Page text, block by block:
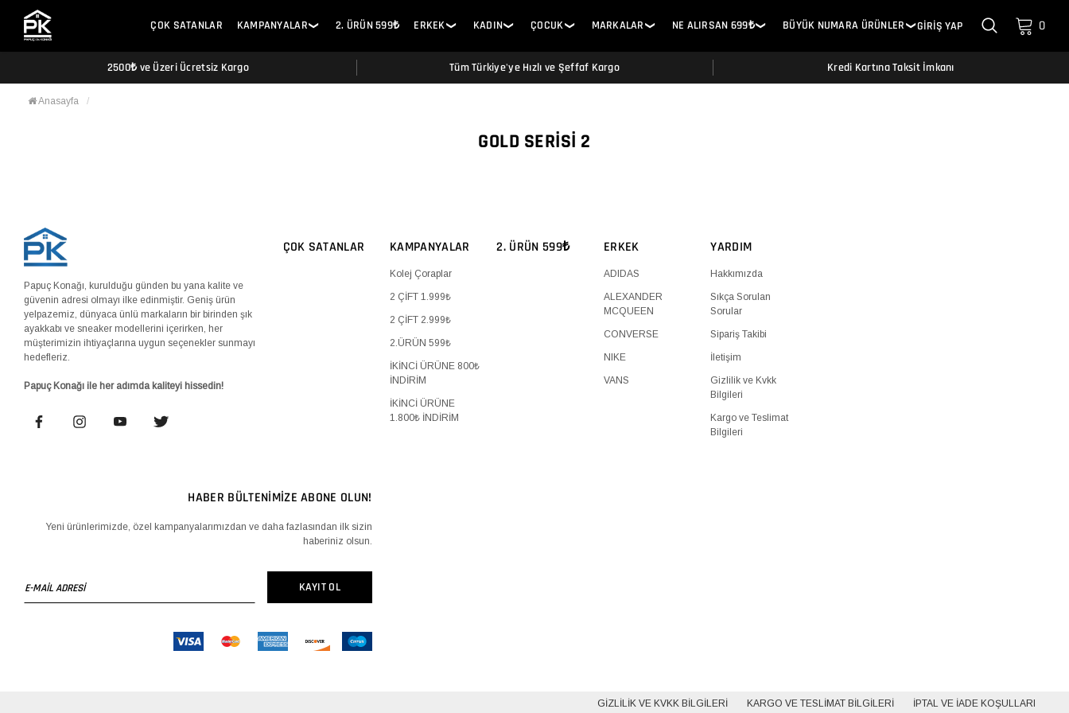
ÇOK SATANLAR KAMPANYALAR ❯ 2. ÜRÜN 599₺ ERKEK ❯ KADIN❯ ÇOCUK ❯ MARKALAR ❯ NE ALIRSAN 699₺❯ BÜYÜK NUMARA ÜRÜNLER ❯GİRİŞ YAP 0
2500₺ ve Üzeri Ücretsiz Kargo Tüm Türkiye'ye Hızlı ve Şeffaf Kargo Kredi Kartına Taksit İmkanı
Anasayfa
GOLD SERISI 2
Papuç Konağı, kurulduğu günden bu yana kalite ve
güvenin adresi olmayı ilke edinmiştir. Geniş ürün
yelpazemiz, dünyaca ünlü markaların bir birinden şık
ayakkabı ve sneaker modellerini içerirken, her
müşterimizin ihtiyaçlarına uygun seçenekler sunmayı
hedefleriz.
Papuç Konağı ile her adımda kaliteyi hissedin!
ÇOK SATANLAR KAMPANYALAR
Kolej Çoraplar
2 ÇİFT 1.999₺
2 ÇİFT 2.999₺
2.ÜRÜN 599₺
İKİNCİ ÜRÜNE 800₺
İNDİRİM
İKİNCİ ÜRÜNE
1.800₺ İNDİRİM
2. ÜRÜN 599₺ ERKEK
ADIDAS
ALEXANDER
MCQUEEN
CONVERSE
NIKE
VANS
YARDIM
Hakkımızda
Sıkça Sorulan
Sorular
Sipariş Takibi
İletişim
Gizlilik ve Kvkk
Bilgileri
Kargo ve Teslimat
Bilgileri
HABER BÜLTENİMİZE ABONE OLUN!
Yeni ürünlerimizde, özel kampanyalarımızdan ve daha fazlasından ilk sizin
haberiniz olsun.
MAİL
KAYIT OL
GIZLILIK VE KVKK BILGILERI KARGO VE TESLIMAT BILGILERI İPTAL VE İADE KOŞULLARI